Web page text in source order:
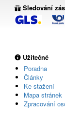
Sledování
Užitečné
Poradna
Články
Ke stažení
Mapa stránek
Zpracování